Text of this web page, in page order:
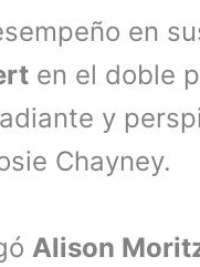
en
en el doble
y
Chayney.
Alison